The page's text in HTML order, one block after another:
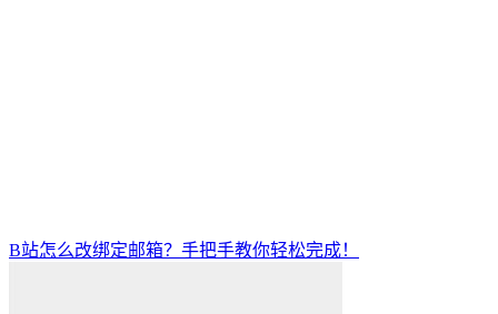
B站怎么改绑定邮箱？手把手教你轻松完成！